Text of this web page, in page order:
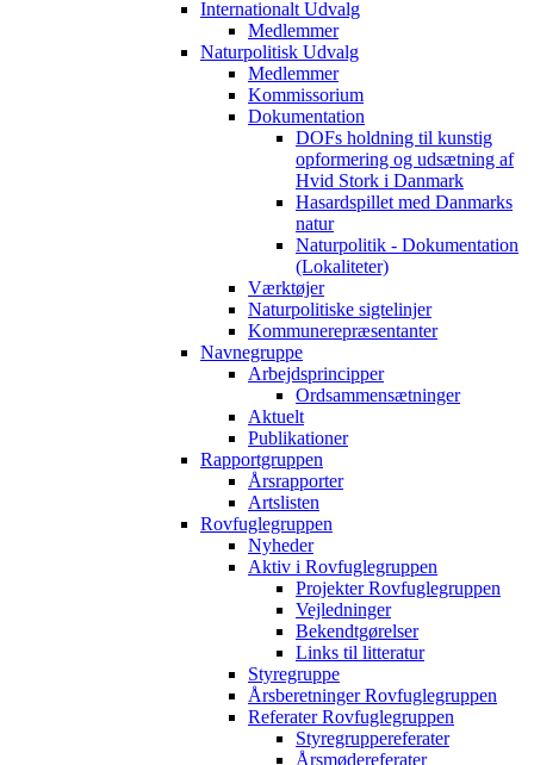
Internationalt Udvalg
Medlemmer
Naturpolitisk Udvalg
Medlemmer
Kommissorium
Dokumentation
DOFs holdning til kunstig
opformering og udsætning af
Hvid Stork i Danmark
Hasardspillet med Danmarks
natur
Naturpolitik - Dokumentation
(Lokaliteter)
Værktøjer
Naturpolitiske sigtelinjer
Kommunerepræsentanter
Navnegruppe
Arbejdsprincipper
Ordsammensætninger
Aktuelt
Publikationer
Rapportgruppen
Årsrapporter
Artslisten
Rovfuglegruppen
Nyheder
Aktiv i Rovfuglegruppen
Projekter Rovfuglegruppen
Vejledninger
Bekendtgørelser
Links til litteratur
Styregruppe
Årsberetninger Rovfuglegruppen
Referater Rovfuglegruppen
Styregruppereferater
Årsmødereferater